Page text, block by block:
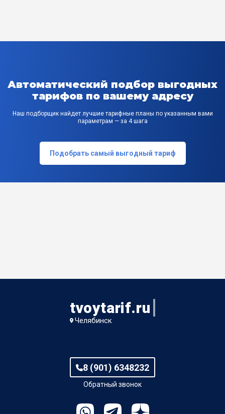
Автоматический подбор выгодных
тарифов по вашему адресу
Наш подборщик найдет лучшие тарифные планы по указанным вами
параметрам — за 4 шага
Подобрать самый выгодный тариф
tvoytarif.ru
Челябинск
8 (901) 6348232
Обратный звонок